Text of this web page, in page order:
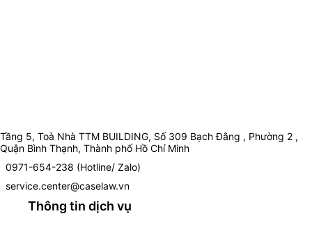
Tầng 5, Toà Nhà TTM BUILDING, Số 309 Bạch Đằng , Phường 2 ,
Quận Bình Thạnh, Thành phố Hồ Chí Minh
0971-654-238 (Hotline/ Zalo)
service.center@caselaw.vn
Thông tin dịch vụ